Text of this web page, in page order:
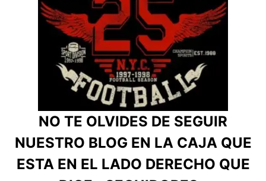
NO TE OLVIDES DE SEGUIR
NUESTRO BLOG EN LA CAJA QUE
ESTA EN EL LADO DERECHO QUE